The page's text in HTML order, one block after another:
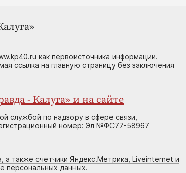
как первоисточника информации.
ссылка на главную страницу без заключения
- Калуга» и на сайте
службой по надзору в сфере связи,
номер: Эл №ФС77-58967
а также счетчики Яндекс.Метрика, Liveinternet и
персональных данных.